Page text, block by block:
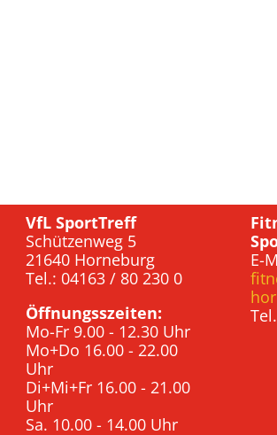
VfL SportTreff
Schützenweg 5
21640 Horneburg
Tel.: 04163 / 80 230 0
Öffnungsszeiten:
Mo-Fr 9.00 - 12.30 Uhr
Mo+Do 16.00 - 22.00
Uhr
Di+Mi+Fr 16.00 - 21.00
Uhr
Sa. 10.00 - 14.00 Uhr
E-